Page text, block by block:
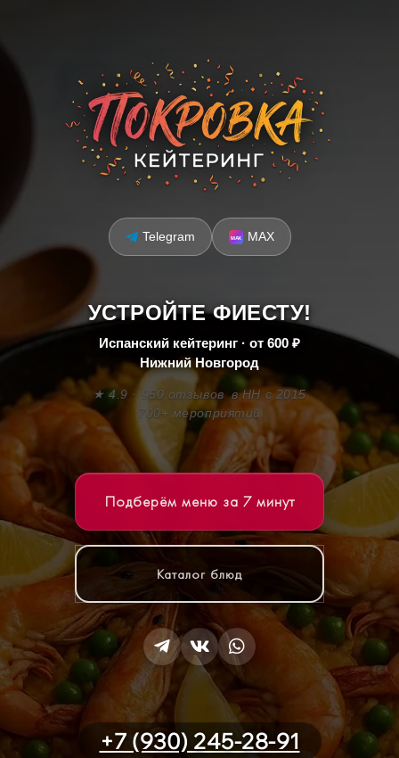
Подберём меню за 7 минут
Каталог блюд
Telegram MAX
УСТРОЙТЕ ФИЕСТУ!
Испанский кейтеринг · от 600 ₽
Нижний Новгород
★ 4.9 · 950 отзывов в НН с 2015
700+ мероприятий
+7 (930) 245-28-91